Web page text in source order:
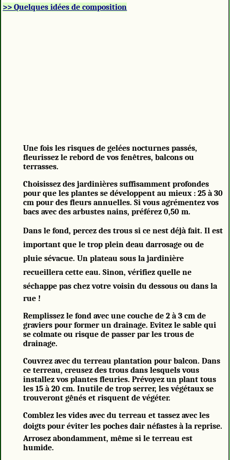
>> Quelques idées de composition
Une fois les risques de gelées nocturnes passés,
fleurissez le rebord de vos fenêtres, balcons ou
terrasses.
Choisissez des jardinières suffisamment profondes
pour que les plantes se développent au mieux : 25 à 30
cm pour des fleurs annuelles. Si vous agrémentez vos
bacs avec des arbustes nains, préférez 0,50 m.
Dans le fond, percez des trous si ce nest déjà fait. Il est
important que le trop plein deau darrosage ou de
pluie sévacue. Un plateau sous la jardinière
recueillera cette eau. Sinon, vérifiez quelle ne
séchappe pas chez votre voisin du dessous ou dans la
rue !
Remplissez le fond avec une couche de 2 à 3 cm de
graviers pour former un drainage. Evitez le sable qui
se colmate ou risque de passer par les trous de
drainage.
Couvrez avec du terreau plantation pour balcon. Dans
ce terreau, creusez des trous dans lesquels vous
installez vos plantes fleuries. Prévoyez un plant tous
les 15 à 20 cm. Inutile de trop serrer, les végétaux se
trouveront gênés et risquent de végéter.
Comblez les vides avec du terreau et tassez avec les
doigts pour éviter les poches dair néfastes à la reprise.
Arrosez abondamment, même si le terreau est
humide.